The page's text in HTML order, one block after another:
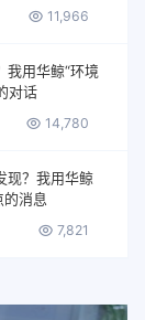
11,966
我用华鲸“环境
对话
14,780
现？我用华鲸
的消息
7,821